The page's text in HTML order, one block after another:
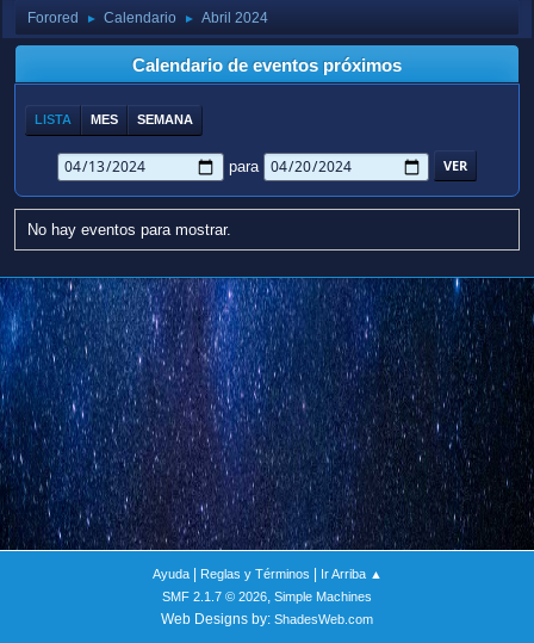
Forored ► Calendario ► Abril 2024
Calendario de eventos próximos
LISTA MES SEMANA
para
No hay eventos para mostrar.
Ayuda| Reglas y Términos
Ir Arriba ▲
SMF 2.1.7 © 2026, Simple Machines
Web Designs by: ShadesWeb.com